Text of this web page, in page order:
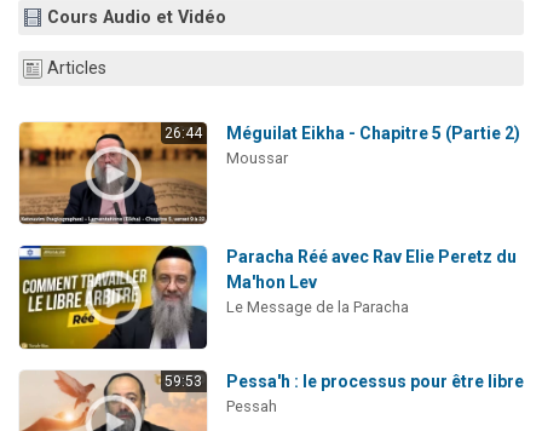
Ariel vient de donner son Maasser
6 personnes viennent de faire un don pour 5 enfants déjà orphelins risquent de perdre leur maman
Cours Audio et Vidéo
Articles
26:44 Méguilat Eikha - Chapitre 5 (Partie 2)
Moussar
Paracha Réé avec Rav Elie Peretz du
Ma'hon Lev
Le Message de la Paracha
59:53 Pessa'h : le processus pour être libre
Pessah